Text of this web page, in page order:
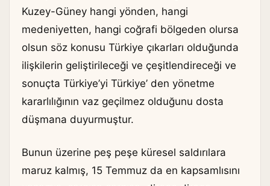
Kuzey-Güney hangi yönden, hangi
medeniyetten, hangi coğrafi bölgeden olursa
olsun söz konusu Türkiye çıkarları olduğunda
ilişkilerin geliştirileceği ve çeşitlendireceği ve
sonuçta Türkiye’yi Türkiye’ den yönetme
kararlılığının vaz geçilmez olduğunu dosta
düşmana duyurmuştur.
Bunun üzerine peş peşe küresel saldırılara
maruz kalmış, 15 Temmuz da en kapsamlısını